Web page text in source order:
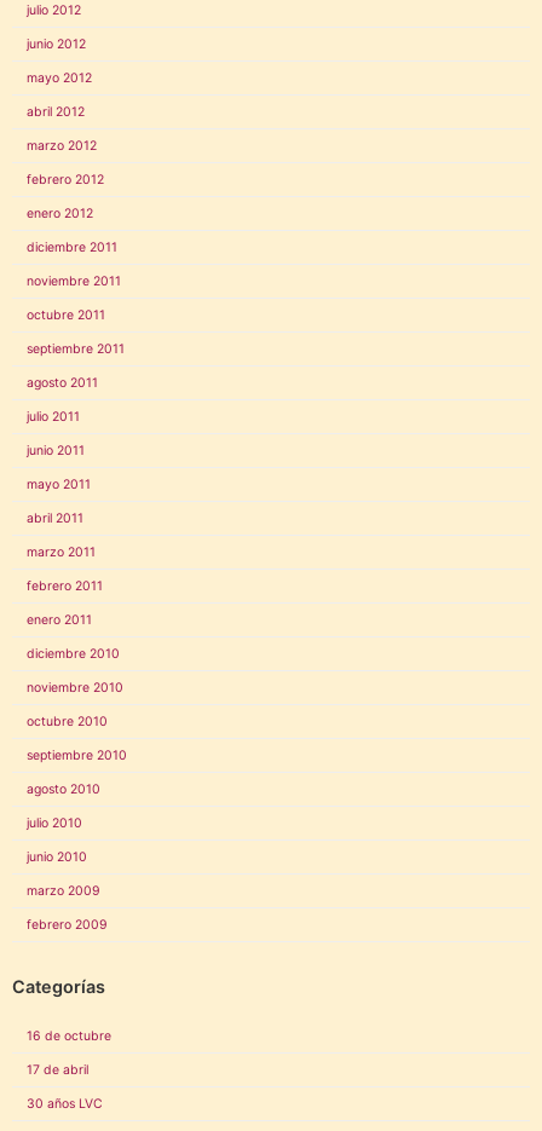
julio 2012
junio 2012
mayo 2012
abril 2012
marzo 2012
febrero 2012
enero 2012
diciembre 2011
noviembre 2011
octubre 2011
septiembre 2011
agosto 2011
julio 2011
junio 2011
mayo 2011
abril 2011
marzo 2011
febrero 2011
enero 2011
diciembre 2010
noviembre 2010
octubre 2010
septiembre 2010
agosto 2010
julio 2010
junio 2010
marzo 2009
febrero 2009
Categorías
16 de octubre
17 de abril
30 años LVC